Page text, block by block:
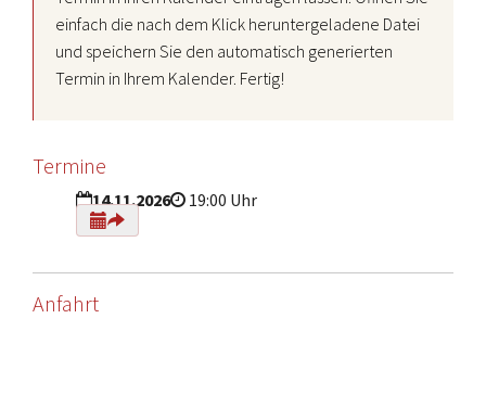
einfach die nach dem Klick heruntergeladene Datei
und speichern Sie den automatisch generierten
Termin in Ihrem Kalender. Fertig!
Termine
14.11.2026 19:00 Uhr
Anfahrt